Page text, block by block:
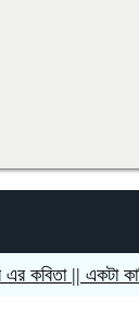
একটা কাঙ্ক্ষিত